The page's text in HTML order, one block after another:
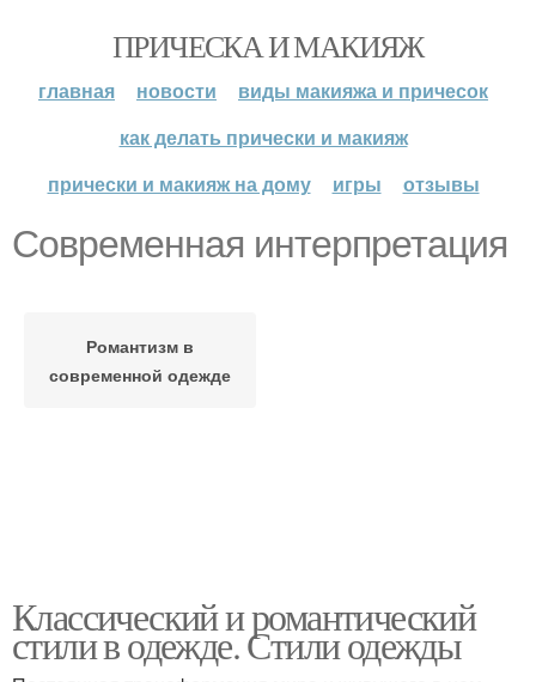
ПРИЧЕСКА И МАКИЯЖ
главная новости
виды макияжа и причесок
как делать прически и макияж
прически и макияж на дому
игры отзывы
Современная интерпретация
Романтизм в
современной одежде
Классический и романтический
стили в одежде. Стили одежды